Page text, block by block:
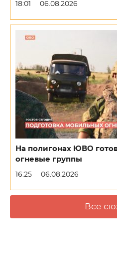
18:01 06.08.2026
На полигонах ЮВО
огневые группы
16:25 06.08.2026
Все